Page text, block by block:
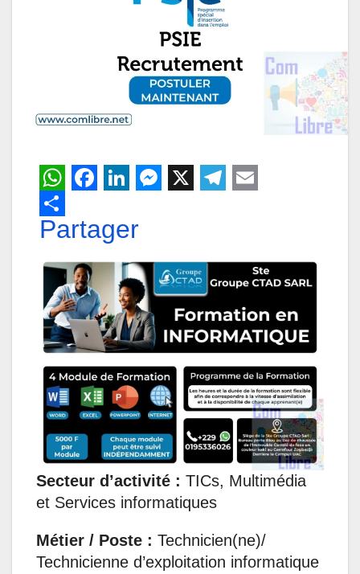
W
h
a
s
A
p
p
a
c
e
b
o
o
k
i
n
k
e
d
I
n
e
s
s
e
n
g
e
r
l
e
g
r
a
m
a
i
l
Partager
Secteur d’activité : TICs, Multimédia
et Services informatiques
Métier / Poste : Technicien(ne)/
Technicienne d’exploitation informatique